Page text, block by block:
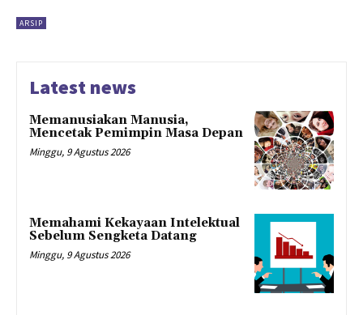
ARSIP
Latest news
Memanusiakan Manusia,
Mencetak Pemimpin Masa Depan
Minggu, 9 Agustus 2026
Memahami Kekayaan Intelektual
Sebelum Sengketa Datang
Minggu, 9 Agustus 2026